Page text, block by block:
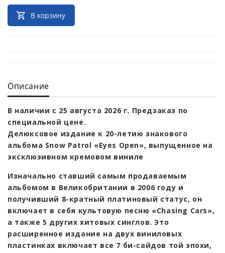
В корзину
Описание
В наличии с 25 августа 2026 г. Предзаказ по
специальной цене.
Делюксовое издание к 20-летию знакового
альбома Snow Patrol «Eyes Open», выпущенное на
эксклюзивном кремовом виниле
Изначально ставший самым продаваемым
альбомом в Великобритании в 2006 году и
получивший 8-кратный платиновый статус, он
включает в себя культовую песню «Chasing Cars»,
а также 5 других хитовых синглов. Это
расширенное издание на двух виниловых
пластинках включает все 7 би-сайдов той эпохи,